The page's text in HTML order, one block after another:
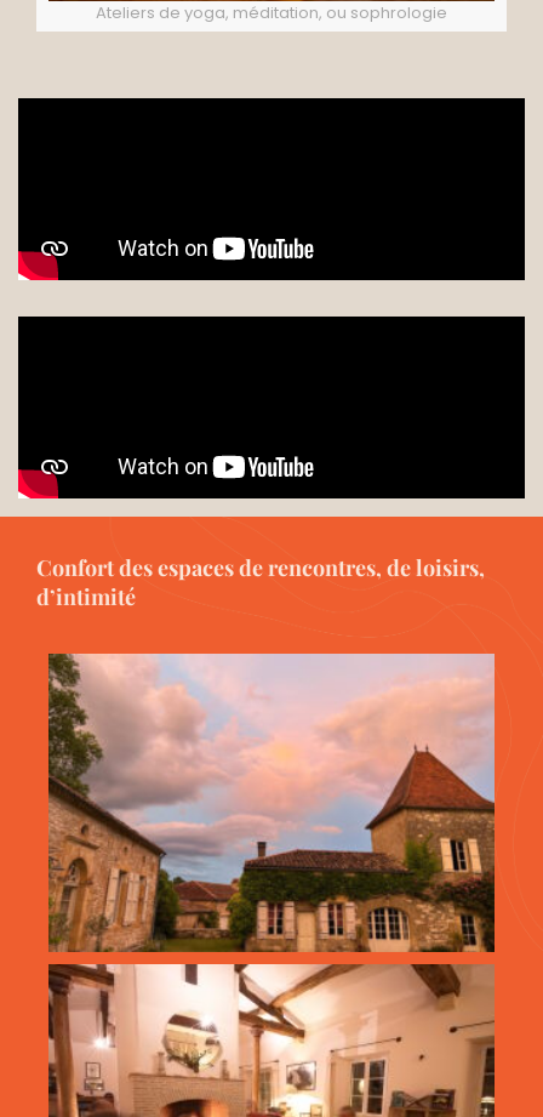
Ateliers de yoga, méditation, ou sophrologie
Confort des espaces de rencontres, de loisirs,
d’intimité